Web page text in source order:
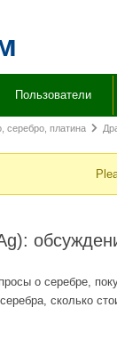
Пользователи
серебро, платина
о серебре,
сколько